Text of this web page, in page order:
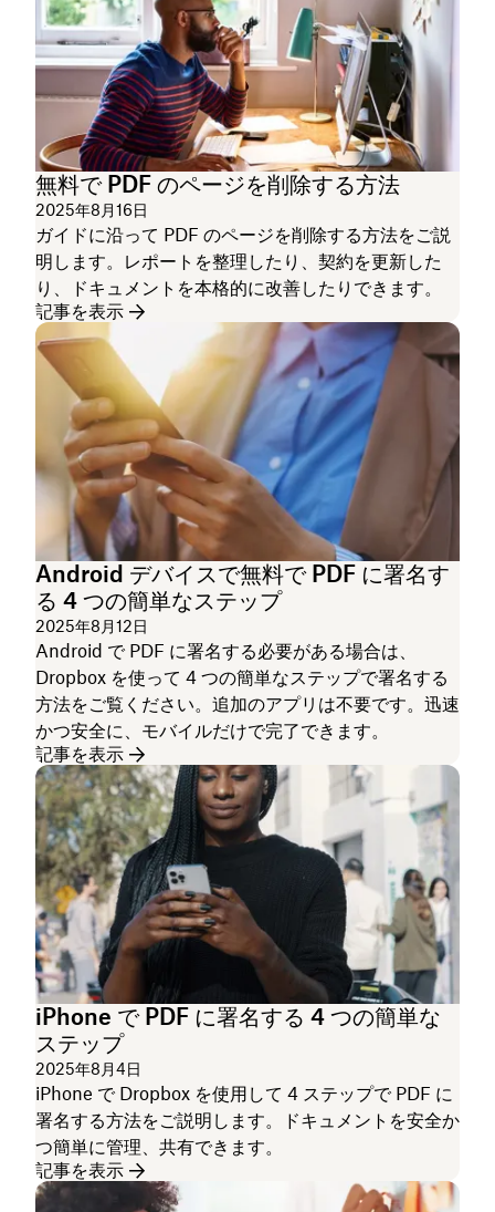
無料で PDF のページを削除する方法
2025年8月16日
ガイドに沿って PDF のページを削除する方法をご説
明します。レポートを整理したり、契約を更新した
り、ドキュメントを本格的に改善したりできます。
記事を表示
Android デバイスで無料で PDF に署名す
る 4 つの簡単なステップ
2025年8月12日
Android で PDF に署名する必要がある場合は、
Dropbox を使って 4 つの簡単なステップで署名する
方法をご覧ください。追加のアプリは不要です。迅速
かつ安全に、モバイルだけで完了できます。
記事を表示
iPhone で PDF に署名する 4 つの簡単な
ステップ
2025年8月4日
iPhone で Dropbox を使用して 4 ステップで PDF に
署名する方法をご説明します。ドキュメントを安全か
つ簡単に管理、共有できます。
記事を表示